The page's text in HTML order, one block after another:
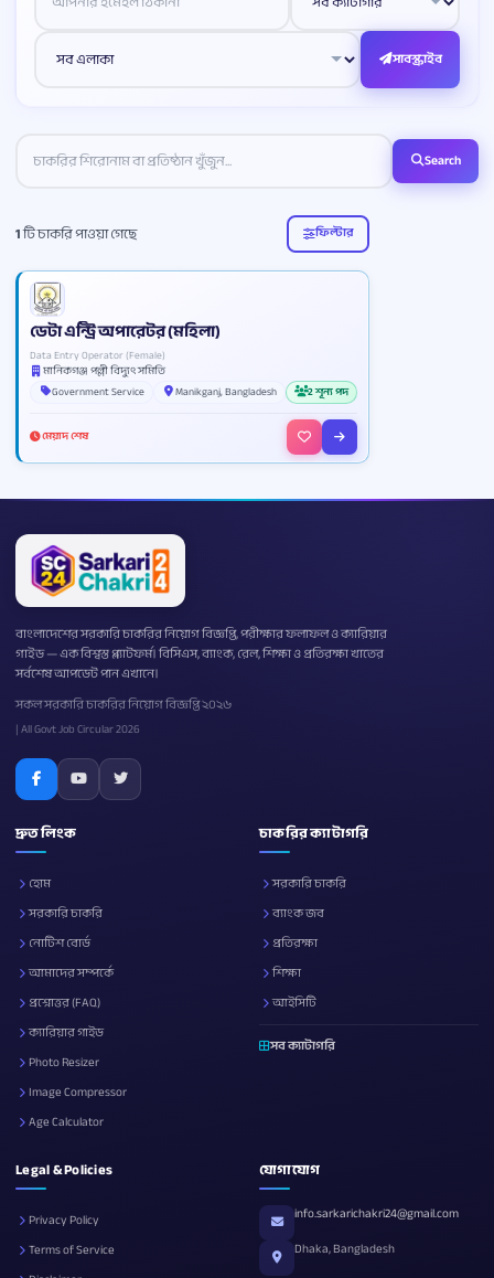
সাবস্ক্রাইব
Search
1টি চাকরি পাওয়া গেছে ফিল্টার
ডেটা এন্ট্রি অপারেটর (মহিলা)
Data Entry Operator (Female)
মানিকগঞ্জ পল্লী বিদ্যুৎ সমিতি
Government Service
Manikganj, Bangladesh 2 শূন্য পদ
মেয়াদ শেষ
বাংলাদেশের সরকারি চাকরির নিয়োগ বিজ্ঞপ্তি, পরীক্ষার ফলাফল ও ক্যারিয়ার
গাইড — এক বিশ্বস্ত প্ল্যাটফর্ম। বিসিএস, ব্যাংক, রেল, শিক্ষা ও প্রতিরক্ষা খাতের
সর্বশেষ আপডেট পান এখানে।
সকল সরকারি চাকরির নিয়োগ বিজ্ঞপ্তি ২০২৬
| All Govt Job Circular 2026
দ্রুত লিংক
হোম
সরকারি চাকরি
নোটিশ বোর্ড
আমাদের সম্পর্কে
প্রশ্নোত্তর (FAQ)
ক্যারিয়ার গাইড
Photo Resizer
Image Compressor
Age Calculator
চাকরির ক্যাটাগরি
সরকারি চাকরি
ব্যাংক জব
প্রতিরক্ষা
শিক্ষা
আইসিটি
সব ক্যাটাগরি
Legal & Policies
Privacy Policy
Terms of Service
যোগাযোগ
info.sarkarichakri24@gmail.com
Dhaka, Bangladesh